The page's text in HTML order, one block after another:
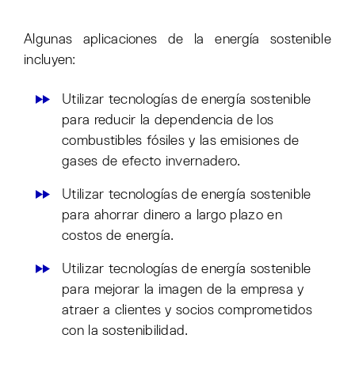
Algunas aplicaciones de la energía sostenible
incluyen:
Utilizar tecnologías de energía sostenible
para reducir la dependencia de los
combustibles fósiles y las emisiones de
gases de efecto invernadero.
Utilizar tecnologías de energía sostenible
para ahorrar dinero a largo plazo en
costos de energía.
Utilizar tecnologías de energía sostenible
para mejorar la imagen de la empresa y
atraer a clientes y socios comprometidos
con la sostenibilidad.